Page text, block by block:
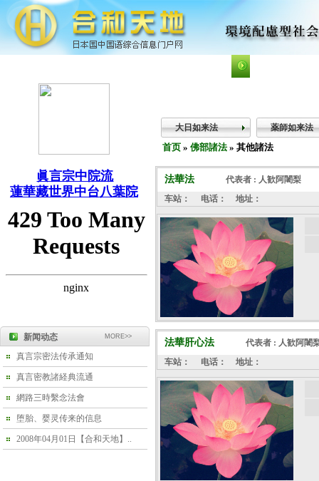
大日如来法 薬師如来法
首页 » 佛部諸法» 其他諸法
法華法
代表者 : 人歓阿闍梨
车站：
电话： 地址：
法華肝心法
代表者 : 人歓阿闍
车站：
电话： 地址：
眞言宗中院流
蓮華藏世界中台八葉院
新闻动态 MORE>>
真言宗密法传承通知
真言密教諸経典流通
網路三時繫念法會
堕胎、婴灵传来的信息
2008年04月01日【合和天地】..